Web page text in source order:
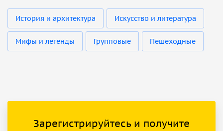
История и архитектура Искусство и литература
Мифы и легенды Групповые Пешеходные
Зарегистрируйтесь и получите